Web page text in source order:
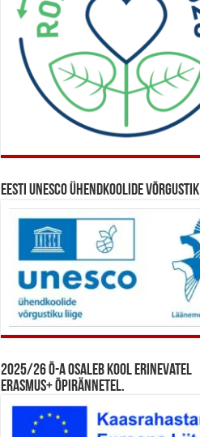
Eesti UNESCO ühendkoolide võrgustik
2025/26 õ-a osaleb kool erinevatel
Erasmus+ õpirännetel.